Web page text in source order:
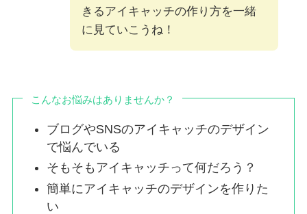
きるアイキャッチの作り方を一緒
に見ていこうね！
こんなお悩みはありませんか？
ブログやSNSのアイキャッチのデザイン
で悩んでいる
そもそもアイキャッチって何だろう？
簡単にアイキャッチのデザインを作りた
い